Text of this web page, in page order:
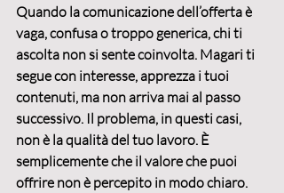
Quando la comunicazione dell’offerta è
vaga, confusa o troppo generica, chi ti
ascolta non si sente coinvolta. Magari ti
segue con interesse, apprezza i tuoi
contenuti, ma non arriva mai al passo
successivo. Il problema, in questi casi,
non è la qualità del tuo lavoro. È
semplicemente che il valore che puoi
offrire non è percepito in modo chiaro.